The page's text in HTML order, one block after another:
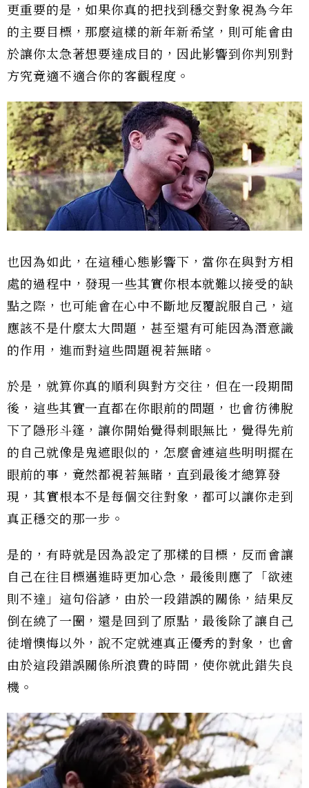
更重要的是，如果你真的把找到穩交對象視為今年
的主要目標，那麼這樣的新年新希望，則可能會由
於讓你太急著想要達成目的，因此影響到你判別對
方究竟適不適合你的客觀程度。
也因為如此，在這種心態影響下，當你在與對方相
處的過程中，發現一些其實你根本就難以接受的缺
點之際，也可能會在心中不斷地反覆說服自己，這
應該不是什麼太大問題，甚至還有可能因為潛意識
的作用，進而對這些問題視若無睹。
於是，就算你真的順利與對方交往，但在一段期間
後，這些其實一直都在你眼前的問題，也會彷彿脫
下了隱形斗篷，讓你開始覺得刺眼無比，覺得先前
的自己就像是鬼遮眼似的，怎麼會連這些明明擺在
眼前的事，竟然都視若無睹，直到最後才總算發
現，其實根本不是每個交往對象，都可以讓你走到
真正穩交的那一步。
是的，有時就是因為設定了那樣的目標，反而會讓
自己在往目標邁進時更加心急，最後則應了「欲速
則不達」這句俗諺，由於一段錯誤的關係，結果反
倒在繞了一圈，還是回到了原點，最後除了讓自己
徒增懊悔以外，說不定就連真正優秀的對象，也會
由於這段錯誤關係所浪費的時間，使你就此錯失良
機。